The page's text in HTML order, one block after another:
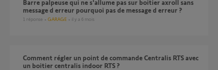
Barre palpeuse qui ne s'allume pas sur boitier axroll sans
message d erreur pourquoi pas de message d erreur ?
1 réponse GARAGE il y a 6 mois
Comment régler un point de commande Centralis RTS avec
un boitier centralis indoor RTS ?